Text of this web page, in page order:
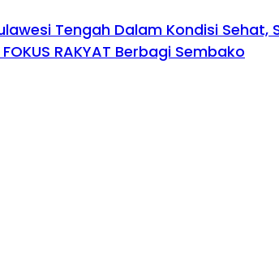
Tengah Dalam Kondisi
RAKYAT Berbagi Sembako